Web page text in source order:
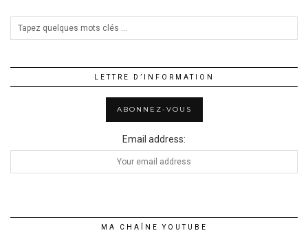
LETTRE D’INFORMATION
Email address:
MA CHAÎNE YOUTUBE